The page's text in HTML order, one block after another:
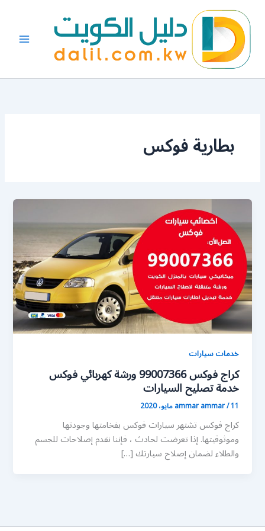
المحتوى
بطارية فوكس
خدمات سيارات
كراج فوكس 99007366 ورشة كهربائي فوكس
خدمة تصليح السيارات
ammar ammar/11 مايو، 2020
كراج فوكس تشتهر سيارات فوكس بفخامتها وجودتها
وموثوقيتها. إذا تعرضت لحادث ، فإننا نقدم إصلاحات للجسم
والطلاء لضمان إصلاح سيارتك […]